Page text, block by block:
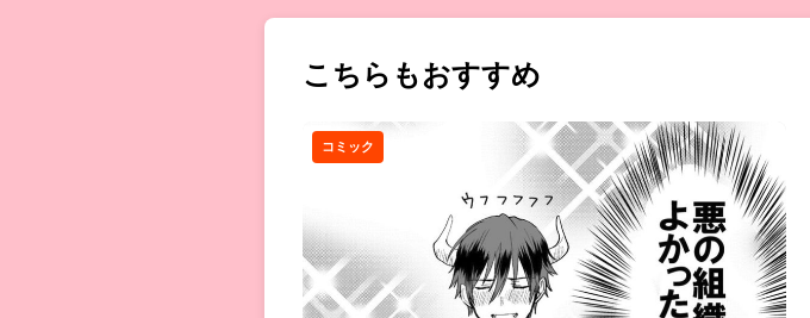
こちらもおすすめ
コミック